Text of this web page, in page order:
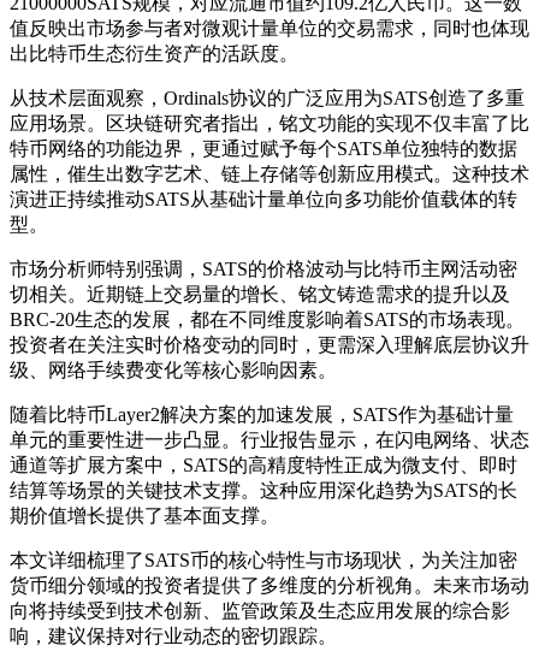
值反映出市场参与者对微观计量单位的交易需求，同时也体现
出比特币生态衍生资产的活跃度。
从技术层面观察，Ordinals协议的广泛应用为SATS创造了多重
应用场景。区块链研究者指出，铭文功能的实现不仅丰富了比
特币网络的功能边界，更通过赋予每个SATS单位独特的数据
属性，催生出数字艺术、链上存储等创新应用模式。这种技术
演进正持续推动SATS从基础计量单位向多功能价值载体的转
型。
市场分析师特别强调，SATS的价格波动与比特币主网活动密
切相关。近期链上交易量的增长、铭文铸造需求的提升以及
BRC-20生态的发展，都在不同维度影响着SATS的市场表现。
投资者在关注实时价格变动的同时，更需深入理解底层协议升
级、网络手续费变化等核心影响因素。
随着比特币Layer2解决方案的加速发展，SATS作为基础计量
单元的重要性进一步凸显。行业报告显示，在闪电网络、状态
通道等扩展方案中，SATS的高精度特性正成为微支付、即时
结算等场景的关键技术支撑。这种应用深化趋势为SATS的长
期价值增长提供了基本面支撑。
本文详细梳理了SATS币的核心特性与市场现状，为关注加密
货币细分领域的投资者提供了多维度的分析视角。未来市场动
向将持续受到技术创新、监管政策及生态应用发展的综合影
响，建议保持对行业动态的密切跟踪。